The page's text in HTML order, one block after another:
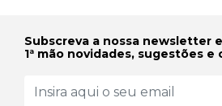
Subscreva a nossa newsletter
1ª mão novidades, sugestões e